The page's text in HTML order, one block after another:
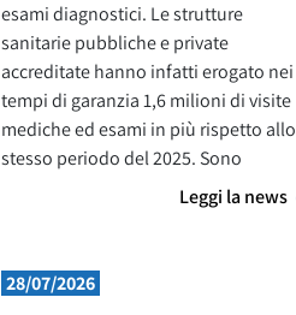
esami diagnostici. Le strutture
sanitarie pubbliche e private
accreditate hanno infatti erogato nei
tempi di garanzia 1,6 milioni di visite
mediche ed esami in più rispetto allo
stesso periodo del 2025. Sono
Leggi la news
28/07/2026